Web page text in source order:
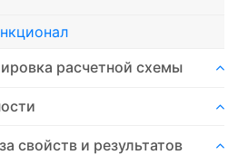
расчетной схемы
свойств и результатов